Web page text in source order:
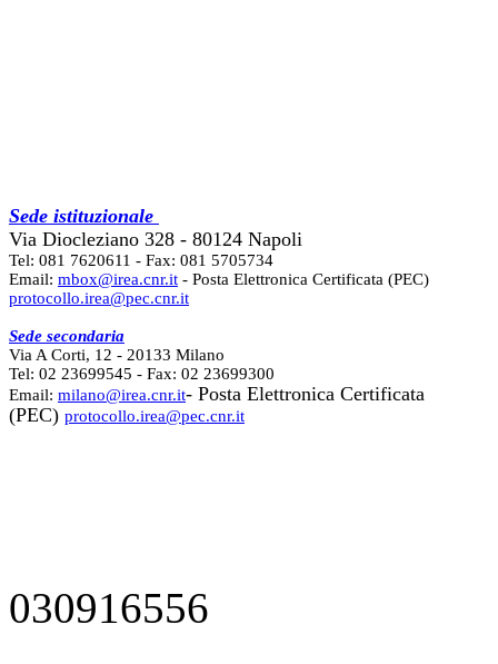
Sede istituzionale
Via Diocleziano 328 - 80124 Napoli
Tel: 081 7620611 - Fax: 081 5705734
Email: mbox@irea.cnr.it - Posta Elettronica Certificata (PEC)
protocollo.irea@pec.cnr.it
Sede secondaria
Via A Corti, 12 - 20133 Milano
Tel: 02 23699545 - Fax: 02 23699300
Email: milano@irea.cnr.it- Posta Elettronica Certificata
(PEC) protocollo.irea@pec.cnr.it
030916556